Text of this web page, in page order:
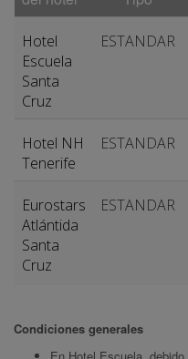
Hotel
Escuela
Santa
Cruz
ESTANDAR
Hotel NH
Tenerife
ESTANDAR
Eurostars
Atlántida
Santa
Cruz
ESTANDAR
Condiciones generales